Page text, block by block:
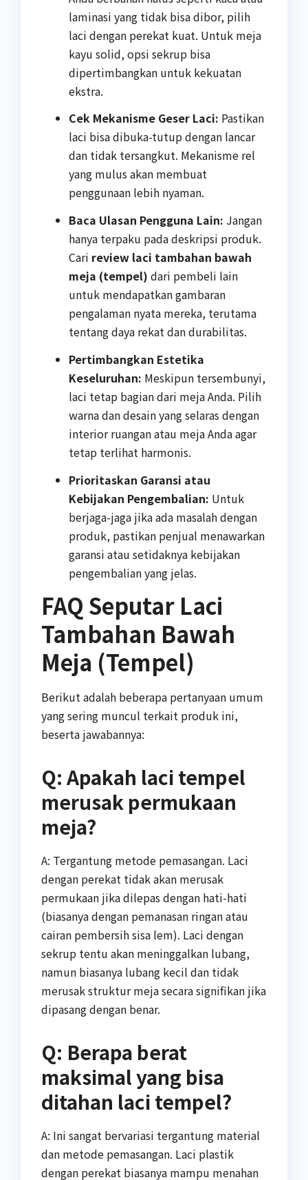
laminasi yang tidak bisa dibor, pilih
laci dengan perekat kuat. Untuk meja
kayu solid, opsi sekrup bisa
dipertimbangkan untuk kekuatan
ekstra.
Cek Mekanisme Geser Laci: Pastikan
laci bisa dibuka-tutup dengan lancar
dan tidak tersangkut. Mekanisme rel
yang mulus akan membuat
penggunaan lebih nyaman.
Baca Ulasan Pengguna Lain: Jangan
hanya terpaku pada deskripsi produk.
Cari review laci tambahan bawah
meja (tempel) dari pembeli lain
untuk mendapatkan gambaran
pengalaman nyata mereka, terutama
tentang daya rekat dan durabilitas.
Pertimbangkan Estetika
Keseluruhan: Meskipun tersembunyi,
laci tetap bagian dari meja Anda. Pilih
warna dan desain yang selaras dengan
interior ruangan atau meja Anda agar
tetap terlihat harmonis.
Prioritaskan Garansi atau
Kebijakan Pengembalian: Untuk
berjaga-jaga jika ada masalah dengan
produk, pastikan penjual menawarkan
garansi atau setidaknya kebijakan
pengembalian yang jelas.
FAQ Seputar Laci
Tambahan Bawah
Meja (Tempel)
Berikut adalah beberapa pertanyaan umum
yang sering muncul terkait produk ini,
beserta jawabannya:
Q: Apakah laci tempel
merusak permukaan
meja?
A: Tergantung metode pemasangan. Laci
dengan perekat tidak akan merusak
permukaan jika dilepas dengan hati-hati
(biasanya dengan pemanasan ringan atau
cairan pembersih sisa lem). Laci dengan
sekrup tentu akan meninggalkan lubang,
namun biasanya lubang kecil dan tidak
merusak struktur meja secara signifikan jika
dipasang dengan benar.
Q: Berapa berat
maksimal yang bisa
ditahan laci tempel?
A: Ini sangat bervariasi tergantung material
dan metode pemasangan. Laci plastik
dengan perekat biasanya mampu menahan